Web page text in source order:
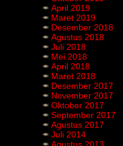
April 2019
Maret 2019
Desember 2018
Agustus 2018
Juli 2018
Mei 2018
April 2018
Maret 2018
Desember 2017
November 2017
Oktober 2017
September 2017
Agustus 2017
Juli 2014